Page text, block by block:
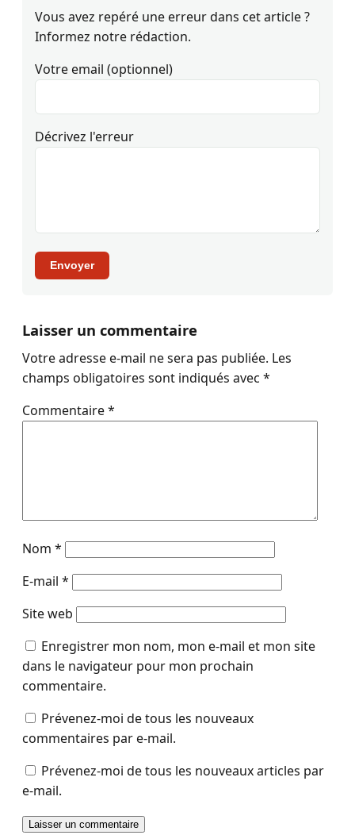
Vous avez repéré une erreur dans cet article ?
Informez notre rédaction.
Votre email (optionnel)
Décrivez l'erreur
Envoyer
Laisser un commentaire
Votre adresse e-mail ne sera pas publiée. Les
champs obligatoires sont indiqués avec *
Commentaire*
Nom *
E-mail *
Site web
Enregistrer mon nom, mon e-mail et mon site
dans le navigateur pour mon prochain
commentaire.
Prévenez-moi de tous les nouveaux
commentaires par e-mail.
Prévenez-moi de tous les nouveaux articles par
e-mail.